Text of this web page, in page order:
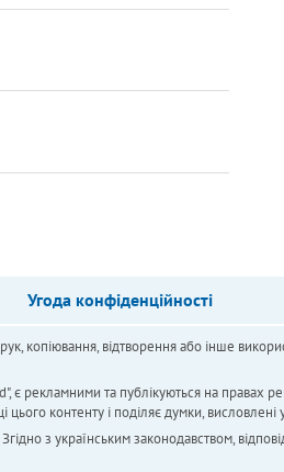
Угода конфіденційності
копіювання, відтворення або інше
рекламними та публікуються на правах
контенту і поділяє думки, висловлені
з українським законодавством,